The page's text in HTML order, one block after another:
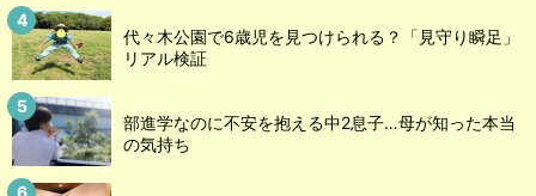
代々木公園で6歳児を見つけられる？「見守り瞬足」
リアル検証
部進学なのに不安を抱える中2息子…母が知った本当
の気持ち